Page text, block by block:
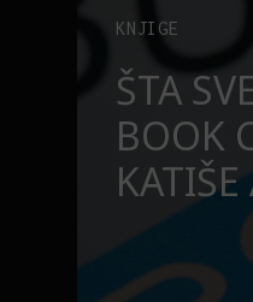
LIFE
ZAŠTO